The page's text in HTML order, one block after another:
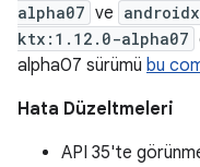
alpha07 ve
ktx:1.12.0-alpha07
alpha07 sürümü bu
Hata Düzeltmeleri
API 35'te